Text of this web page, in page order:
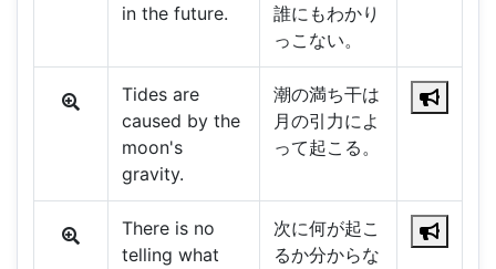
in the future.
誰にもわかり
っこない。
Tides are
caused by the
moon's
gravity.
潮の満ち干は
月の引力によ
って起こる。
There is no
telling what
次に何が起こ
るか分からな